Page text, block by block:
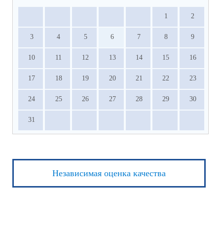
1 2
3 4 5 6 7 8 9
10 11 12 13 14 15 16
17 18 19 20 21 22 23
24 25 26 27 28 29 30
31
Независимая оценка качества